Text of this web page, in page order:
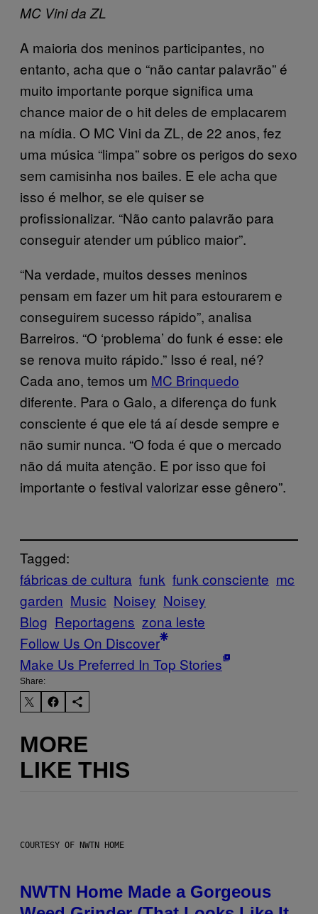
MC Vini da ZL
A maioria dos meninos participantes, no
entanto, acha que o “não cantar palavrão” é
muito importante porque significa uma
chance maior de o hit deles de emplacarem
na mídia. O MC Vini da ZL, de 22 anos, fez
uma música “limpa” sobre os perigos do sexo
sem camisinha nos bailes. E ele acha que
isso é melhor, se ele quiser se
profissionalizar. “Não canto palavrão para
conseguir atender um público maior”.
“Na verdade, muitos desses meninos
pensam em fazer um hit para estourarem e
conseguirem sucesso rápido”, analisa
Barreiros. “O ‘problema’ do funk é esse: ele
se renova muito rápido.” Isso é real, né?
Cada ano, temos um MC Brinquedo
diferente. Para o Galo, a diferença do funk
consciente é que ele tá aí desde sempre e
não sumir nunca. “O foda é que o mercado
não dá muita atenção. E por isso que foi
importante o festival valorizar esse gênero”.
Tagged:
fábricas de cultura funk funk consciente mc
garden Music Noisey Noisey
Blog Reportagens zona leste
Follow Us On Discover
Make Us Preferred In Top Stories
Share:
MORE
LIKE THIS
COURTESY OF NWTN HOME
NWTN Home Made a Gorgeous